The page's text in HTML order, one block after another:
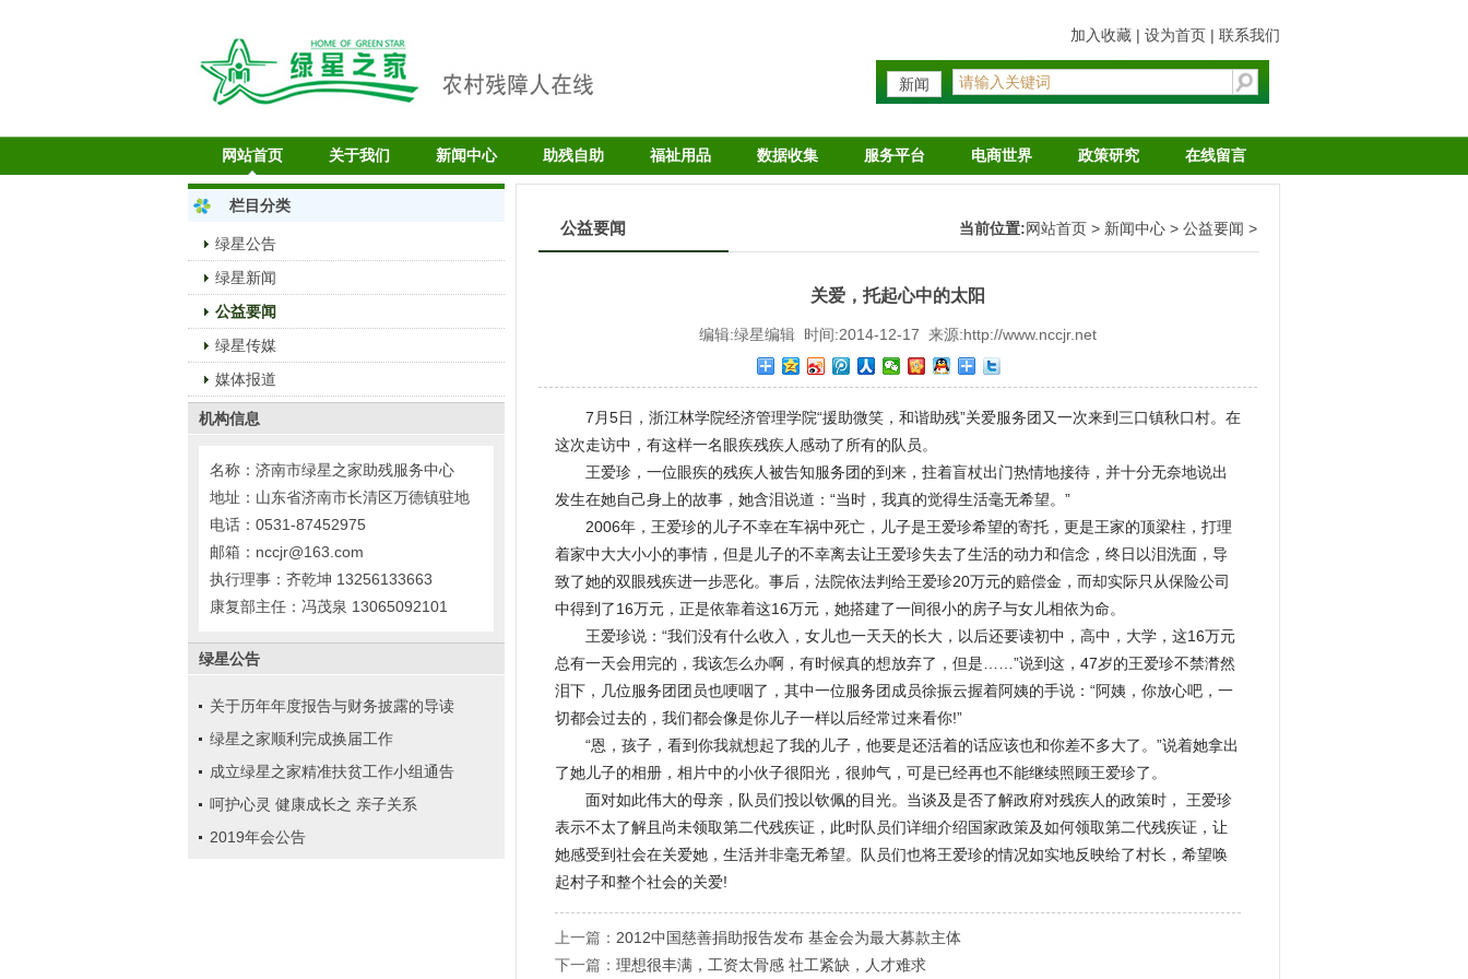
加入收藏 | 设为首页 | 联系我们
新闻
网站首页 关于我们 新闻中心 助残自助 福祉用品 数据收集 服务平台 电商世界 政策研究 在线留言
栏目分类
绿星公告
绿星新闻
公益要闻
绿星传媒
媒体报道
机构信息
名称：济南市绿星之家助残服务中心
地址：山东省济南市长清区万德镇驻地
电话：0531-87452975
邮箱：nccjr@163.com
执行理事：齐乾坤 13256133663
康复部主任：冯茂泉 13065092101
绿星公告
关于历年年度报告与财务披露的导读
绿星之家顺利完成换届工作
成立绿星之家精准扶贫工作小组通告
呵护心灵 健康成长之 亲子关系
2019年会公告
公益要闻 当前位置:网站首页 > 新闻中心 > 公益要闻 >
关爱，托起心中的太阳
编辑:绿星编辑 时间:2014-12-17 来源:http://www.nccjr.net
7月5日，浙江林学院经济管理学院“援助微笑，和谐助残”关爱服务团又一次来到三口镇秋口村。在
这次走访中，有这样一名眼疾残疾人感动了所有的队员。
王爱珍，一位眼疾的残疾人被告知服务团的到来，拄着盲杖出门热情地接待，并十分无奈地说出
发生在她自己身上的故事，她含泪说道：“当时，我真的觉得生活毫无希望。”
2006年，王爱珍的儿子不幸在车祸中死亡，儿子是王爱珍希望的寄托，更是王家的顶梁柱，打理
着家中大大小小的事情，但是儿子的不幸离去让王爱珍失去了生活的动力和信念，终日以泪洗面，导
致了她的双眼残疾进一步恶化。事后，法院依法判给王爱珍20万元的赔偿金，而却实际只从保险公司
中得到了16万元，正是依靠着这16万元，她搭建了一间很小的房子与女儿相依为命。
王爱珍说：“我们没有什么收入，女儿也一天天的长大，以后还要读初中，高中，大学，这16万元
总有一天会用完的，我该怎么办啊，有时候真的想放弃了，但是……”说到这，47岁的王爱珍不禁潸然
泪下，几位服务团团员也哽咽了，其中一位服务团成员徐振云握着阿姨的手说：“阿姨，你放心吧，一
切都会过去的，我们都会像是你儿子一样以后经常过来看你!”
“恩，孩子，看到你我就想起了我的儿子，他要是还活着的话应该也和你差不多大了。”说着她拿出
了她儿子的相册，相片中的小伙子很阳光，很帅气，可是已经再也不能继续照顾王爱珍了。
面对如此伟大的母亲，队员们投以钦佩的目光。当谈及是否了解政府对残疾人的政策时， 王爱珍
表示不太了解且尚未领取第二代残疾证，此时队员们详细介绍国家政策及如何领取第二代残疾证，让
她感受到社会在关爱她，生活并非毫无希望。队员们也将王爱珍的情况如实地反映给了村长，希望唤
起村子和整个社会的关爱!
上一篇： 2012中国慈善捐助报告发布 基金会为最大募款主体
下一篇： 理想很丰满，工资太骨感 社工紧缺，人才难求